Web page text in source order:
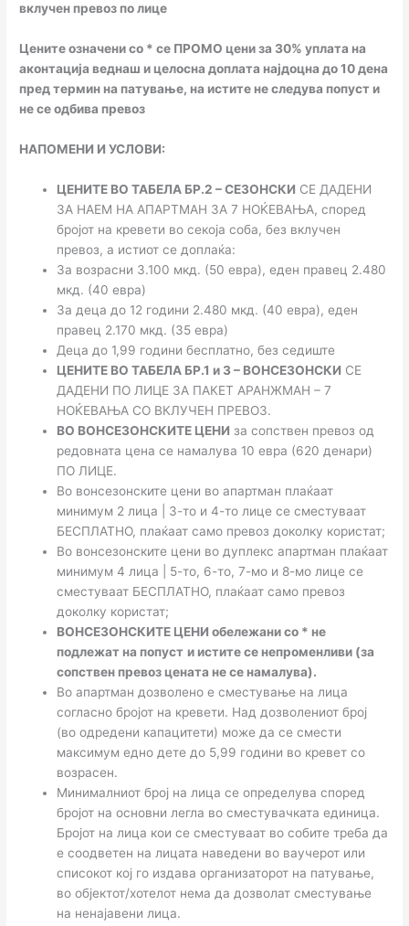
вклучен превоз по лице
Цените означени со * се ПРОМО цени за 30% уплата на
аконтација веднаш и целосна доплата најдоцна до 10 дена
пред термин на патување, на истите не следува попуст и
не се одбива превоз
НАПОМЕНИ И УСЛОВИ:
ЦЕНИТЕ ВО ТАБЕЛА БР.2 – СЕЗОНСКИ СЕ ДАДЕНИ
ЗА НАЕМ НА АПАРТМАН ЗА 7 НОЌЕВАЊА, според
бројот на кревети во секоја соба, без вклучен
превоз, а истиот се доплаќа:
За возрасни 3.100 мкд. (50 евра), еден правец 2.480
мкд. (40 евра)
За деца до 12 години 2.480 мкд. (40 евра), еден
правец 2.170 мкд. (35 евра)
Деца до 1,99 години бесплатно, без седиште
ЦЕНИТЕ ВО ТАБЕЛА БР.1 и 3 – ВОНСЕЗОНСКИ СЕ
ДАДЕНИ ПО ЛИЦЕ ЗА ПАКЕТ АРАНЖМАН – 7
НОЌЕВАЊА СО ВКЛУЧЕН ПРЕВОЗ.
ВО ВОНСЕЗОНСКИТЕ ЦЕНИ за сопствен превоз од
редовната цена се намалува 10 евра (620 денари)
ПО ЛИЦЕ.
Во вонсезонските цени во апартман плаќаат
минимум 2 лица | 3-то и 4-то лице се сместуваат
БЕСПЛАТНО, плаќаат само превоз доколку користат;
Во вонсезонските цени во дуплекс апартман плаќаат
минимум 4 лица | 5-то, 6-то, 7-мо и 8-мо лице се
сместуваат БЕСПЛАТНО, плаќаат само превоз
доколку користат;
ВОНСЕЗОНСКИТЕ ЦЕНИ обележани со * не
подлежат на попуст и истите се непроменливи (за
сопствен превоз цената не се намалува).
Во апартман дозволено е сместување на лица
согласно бројот на кревети. Над дозволениот број
(во одредени капацитети) може да се смести
максимум едно дете до 5,99 години во кревет со
возрасен.
Минималниот број на лица се определува според
бројот на основни легла во сместувачката единица.
Бројот на лица кои се сместуваат во собите треба да
е соодветен на лицата наведени во ваучерот или
списокот кој го издава организаторот на патување,
во објектот/хотелот нема да дозволат сместување
на ненајавени лица.